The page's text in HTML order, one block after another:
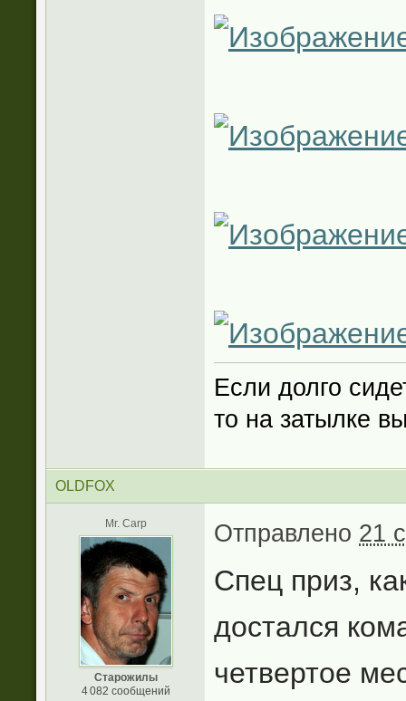
Если долго
то на затылке
OLDFOX
Mr. Carp
Старожилы
4 082 сообщений
Отправлено 21
Спец приз,
достался
четвертое